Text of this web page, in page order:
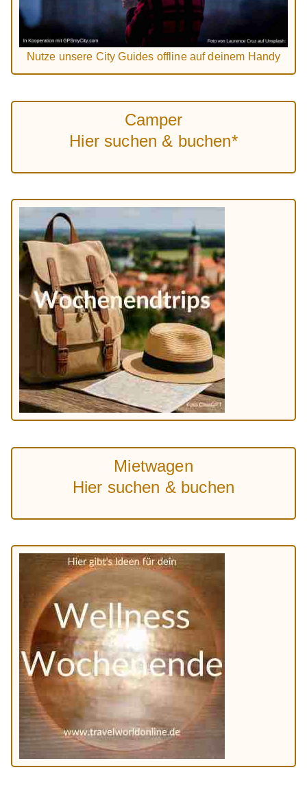
Nutze unsere City Guides offline auf deinem Handy
Camper
Hier suchen & buchen*
Mietwagen
Hier suchen & buchen